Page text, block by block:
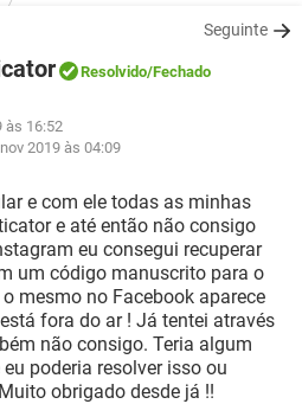
GMAIL
GMAIL
WHATSAPP
EXCEL
GMAIL
WHATSAPP
EXCEL
GMAIL
WHATSAPP
FACEBOOK
EXCEL
GMAIL
Seguinte
Resolvido/Fechado
às 16:52
2019 às 04:09
e com ele todas as minhas
e até então não consigo
eu consegui recuperar
um código manuscrito para o
mesmo no Facebook aparece
fora do ar ! Já tentei através
não consigo. Teria algum
poderia resolver isso ou
obrigado desde já !!